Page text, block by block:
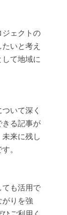
ジェクトの
いと考え
て地域に
いて深く
きる記事が
来に残し
。
ても活用で
りを強